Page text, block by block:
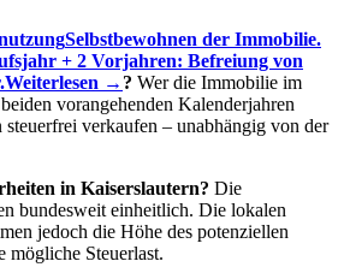
Selbstbewohnen der Immobilie.
+ 2 Vorjahren: Befreiung von
Weiterlesen → ? Wer die Immobilie im
vorangehenden Kalenderjahren
steuerfrei verkaufen – unabhängig von der
in Kaiserslautern? Die
bundesweit einheitlich. Die lokalen
jedoch die Höhe des potenziellen
mögliche Steuerlast.